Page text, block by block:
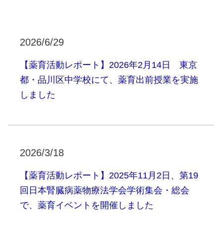
2026/6/29
【薬育活動レポート】2026年2月14日 東京
都・品川区中学校にて、薬育出前授業を実施
しました
2026/3/18
【薬育活動レポート】2025年11月2日、第19
回日本腎臓病薬物療法学会学術集会・総会
で、薬育イベントを開催しました